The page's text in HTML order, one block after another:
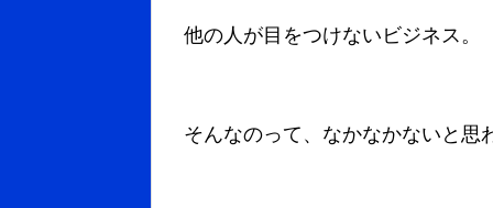
他の人が目をつけないビジネス。
そんなのって、なかなかないと思